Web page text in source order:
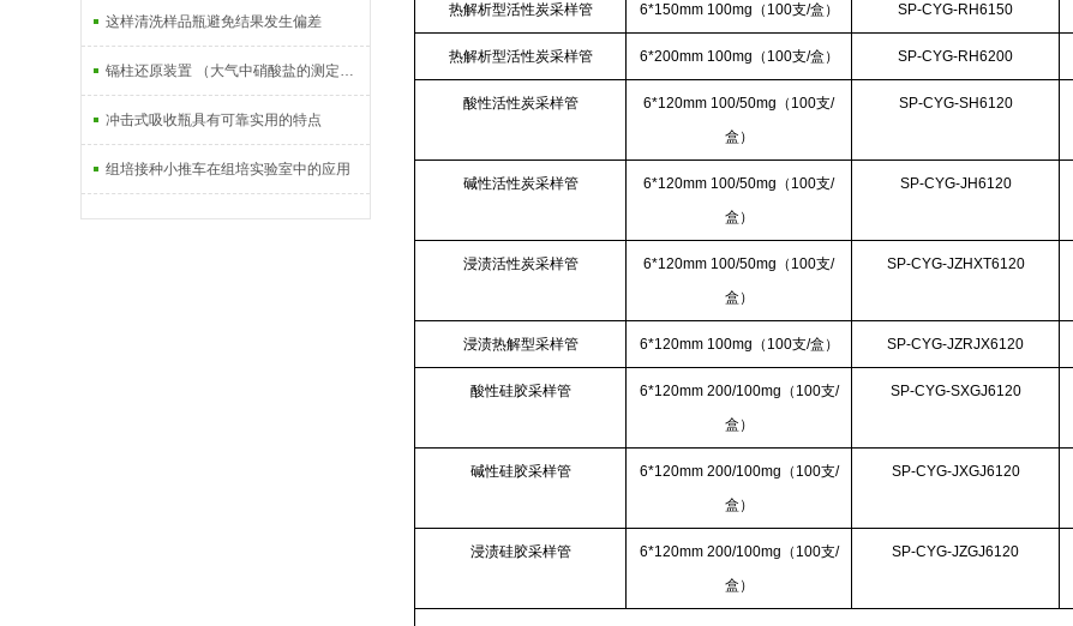
这样清洗样品瓶避免结果发生偏差
镉柱还原装置 （大气中硝酸盐的测定方法）
冲击式吸收瓶具有可靠实用的特点
组培接种小推车在组培实验室中的应用
热解析型活性炭采样管 6*150mm 100mg（100支/盒） SP-CYG-RH6150
热解析型活性炭采样管 6*200mm 100mg（100支/盒） SP-CYG-RH6200
酸性活性炭采样管
6*120mm 100/50mg（100支/
盒）
SP-CYG-SH6120
碱性活性炭采样管
6*120mm 100/50mg（100支/
盒）
SP-CYG-JH6120
浸渍活性炭采样管
6*120mm 100/50mg（100支/
盒）
SP-CYG-JZHXT6120
浸渍热解型采样管 6*120mm 100mg（100支/盒） SP-CYG-JZRJX6120
酸性硅胶采样管
6*120mm 200/100mg（100支/
盒）
SP-CYG-SXGJ6120
碱性硅胶采样管
6*120mm 200/100mg（100支/
盒）
SP-CYG-JXGJ6120
浸渍硅胶采样管
6*120mm 200/100mg（100支/
盒）
SP-CYG-JZGJ6120